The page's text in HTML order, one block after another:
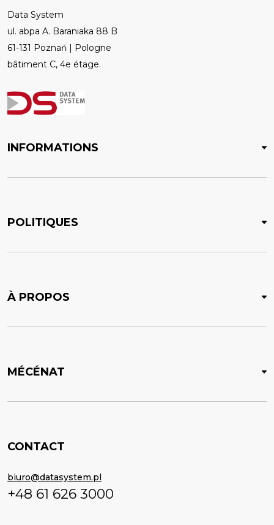
Data System
ul. abpa A. Baraniaka 88 B
61-131 Poznań | Pologne
bâtiment C, 4e étage.
INFORMATIONS
POLITIQUES
À PROPOS
MÉCÉNAT
CONTACT
biuro@datasystem.pl
+48 61 626 3000